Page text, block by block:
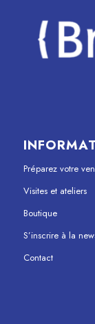
Préparez votre
Visites et ateliers
Boutique
S’inscrire à la
Contact